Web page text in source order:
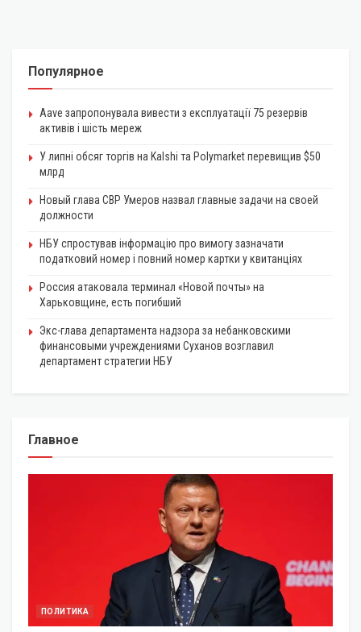
Популярное
Aave запропонувала вивести з експлуатації 75 резервів
активів і шість мереж
У липні обсяг торгів на Kalshi та Polymarket перевищив $50
млрд
Новый глава СВР Умеров назвал главные задачи на своей
должности
НБУ спростував інформацію про вимогу зазначати
податковий номер і повний номер картки у квитанціях
Россия атаковала терминал «Новой почты» на
Харьковщине, есть погибший
Экс-глава департамента надзора за небанковскими
финансовыми учреждениями Суханов возглавил
департамент стратегии НБУ
Главное
ПОЛИТИКА